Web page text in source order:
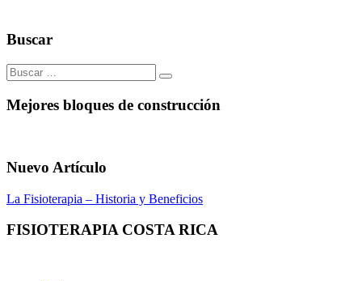
Buscar
Buscar:
Mejores bloques de construcción
Nuevo Artículo
La Fisioterapia – Historia y Beneficios
FISIOTERAPIA COSTA RICA